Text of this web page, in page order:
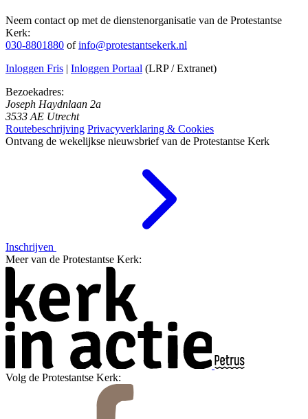
Neem contact op met de dienstenorganisatie van de Protestantse
Kerk:
030-8801880 ofinfo@protestantsekerk.nl
Inloggen Fris | Inloggen Portaal (LRP / Extranet)
Bezoekadres:
Joseph Haydnlaan 2a
3533 AE Utrecht
Routebeschrijving Privacyverklaring & Cookies
Ontvang de wekelijkse nieuwsbrief van de Protestantse Kerk
Inschrijven
Meer van de Protestantse Kerk:
Volg de Protestantse Kerk: